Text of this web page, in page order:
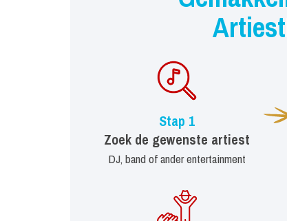
Stap 1
Zoek de gewenste artiest
DJ, band of ander entertainment